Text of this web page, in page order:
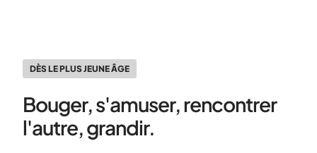
DÈS LE PLUS JEUNE ÂGE
Bouger, s'amuser, rencontrer
l'autre, grandir.